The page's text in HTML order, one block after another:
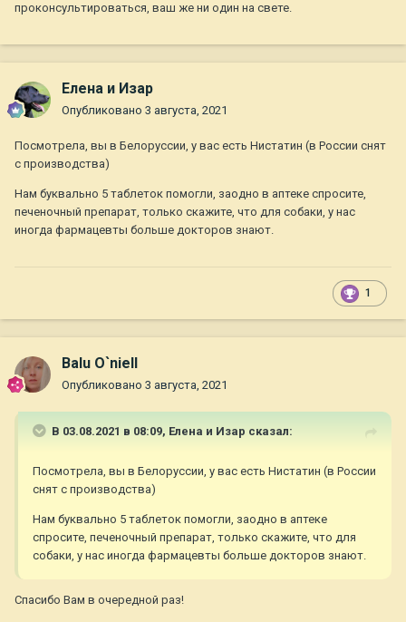
проконсультироваться, ваш же ни один на свете.
Елена и Изар
Опубликовано 3 августа, 2021
Посмотрела, вы в Белоруссии, у вас есть Нистатин (в России снят
с производства)
Нам буквально 5 таблеток помогли, заодно в аптеке спросите,
печеночный препарат, только скажите, что для собаки, у нас
иногда фармацевты больше докторов знают.
1
Balu O`niell
Опубликовано 3 августа, 2021
В 03.08.2021 в 08:09, Елена и Изар сказал:
Посмотрела, вы в Белоруссии, у вас есть Нистатин (в России
снят с производства)
Нам буквально 5 таблеток помогли, заодно в аптеке
спросите, печеночный препарат, только скажите, что для
собаки, у нас иногда фармацевты больше докторов знают.
Спасибо Вам в очередной раз!